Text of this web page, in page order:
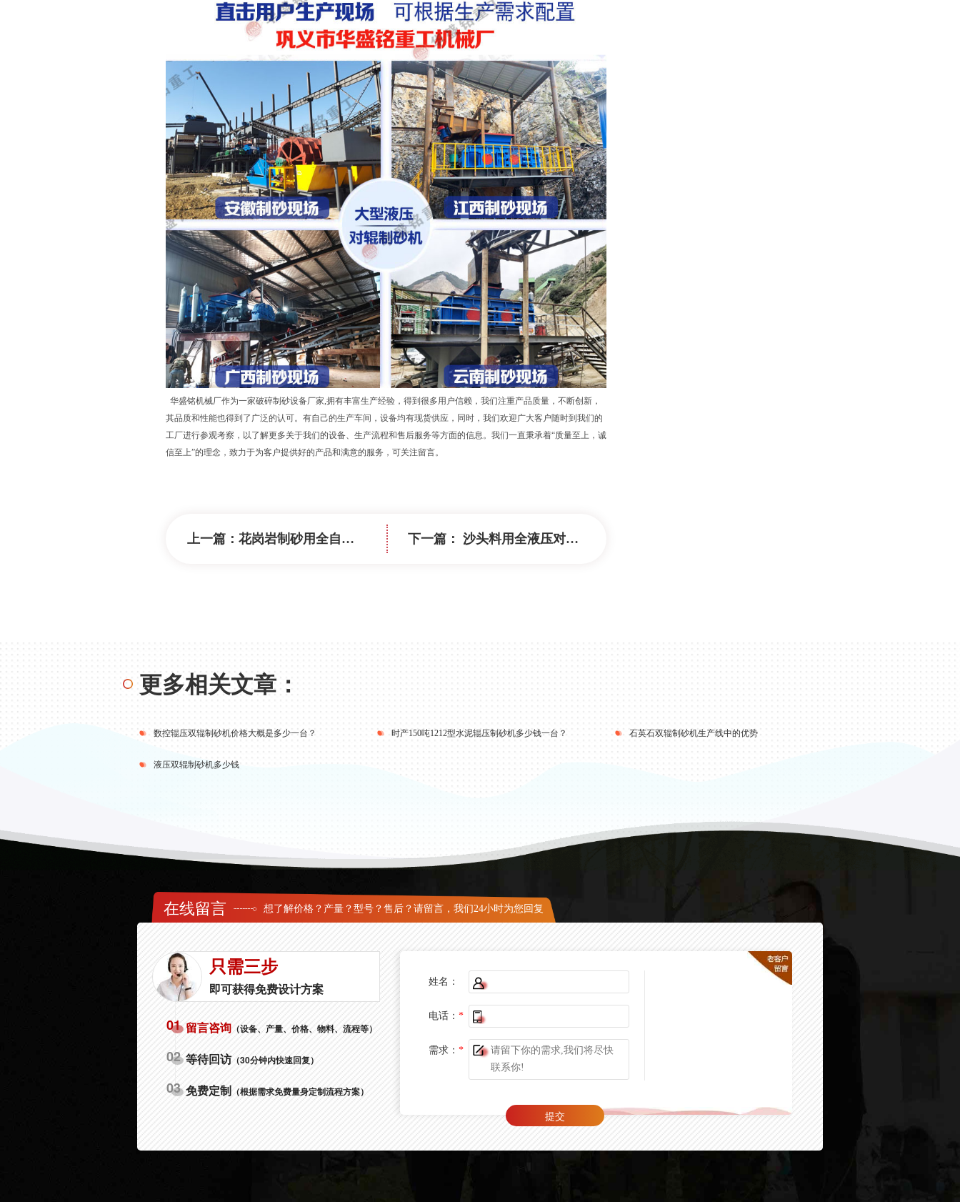
华盛铭机械厂作为一家破碎制砂设备厂家,拥有丰富生产经验，得到很多用户信赖，我们注重产品质量，不断创新，
其品质和性能也得到了广泛的认可。有自己的生产车间，设备均有现货供应，同时，我们欢迎广大客户随时到我们的
工厂进行参观考察，以了解更多关于我们的设备、生产流程和售后服务等方面的信息。我们一直秉承着“质量至上，诚
信至上”的理念，致力于为客户提供好的产品和满意的服务，可关注留言。
上一篇： 花岗岩制砂用全自动液压对辊制沙机 下一篇： 沙头料用全液压对辊破碎机原理以及优势
更多相关文章：
数控辊压双辊制砂机价格大概是多少一台？ 时产150吨1212型水泥辊压制砂机多少钱一台？ 石英石双辊制砂机生产线中的优势
液压双辊制砂机多少钱
在线留言 想了解价格？产量？型号？售后？请留言，我们24小时为您回复
只需三步
即可获得免费设计方案
01 留言咨询（设备、产量、价格、物料、流程等）
02 等待回访（30分钟内快速回复）
03 免费定制（根据需求免费量身定制流程方案）
姓名：
电话： *
需求： *